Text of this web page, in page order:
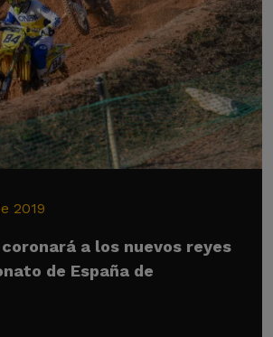
2019
a los nuevos reyes
de España de